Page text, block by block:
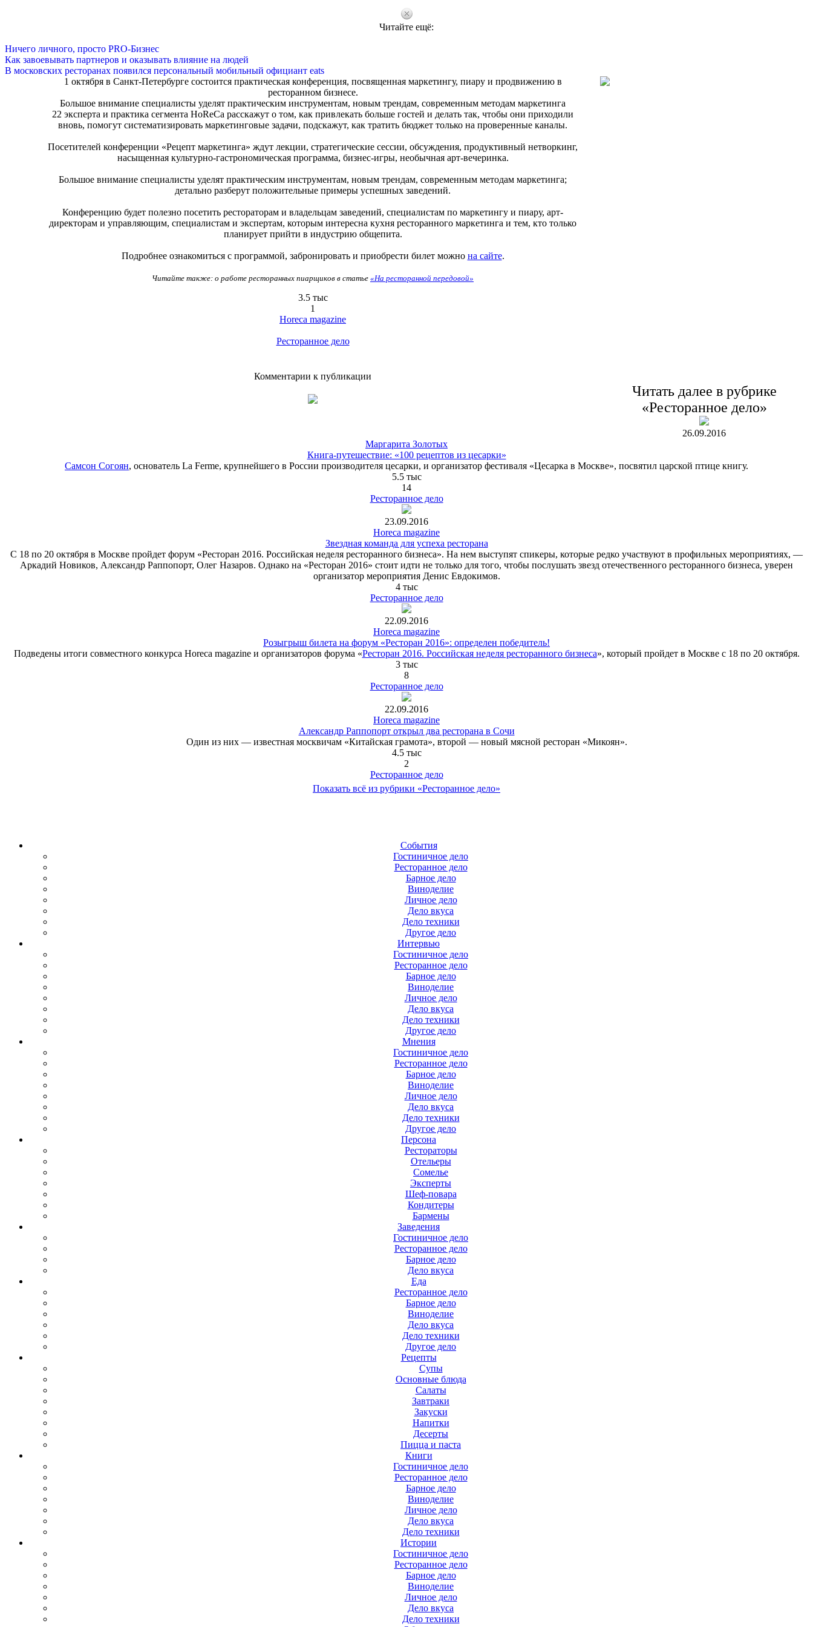
Читайте ещё:
Ничего личного, просто PRO-Бизнес
Как завоевывать партнеров и оказывать влияние на людей
В московских ресторанах появился персональный мобильный официант eats
1 октября в Санкт-Петербурге состоится практическая конференция, посвященная маркетингу, пиару и продвижению в
ресторанном бизнесе.
Большое внимание специалисты уделят практическим инструментам, новым трендам, современным методам маркетинга
22 эксперта и практика сегмента HoReCa расскажут о том, как привлекать больше гостей и делать так, чтобы они приходили
вновь, помогут систематизировать маркетинговые задачи, подскажут, как тратить бюджет только на проверенные каналы.
Посетителей конференции «Рецепт маркетинга» ждут лекции, стратегические сессии, обсуждения, продуктивный нетворкинг,
насыщенная культурно-гастрономическая программа, бизнес-игры, необычная арт-вечеринка.
Большое внимание специалисты уделят практическим инструментам, новым трендам, современным методам маркетинга;
детально разберут положительные примеры успешных заведений.
Конференцию будет полезно посетить рестораторам и владельцам заведений, специалистам по маркетингу и пиару, арт-
директорам и управляющим, специалистам и экспертам, которым интересна кухня ресторанного маркетинга и тем, кто только
планирует прийти в индустрию общепита.
Подробнее ознакомиться с программой, забронировать и приобрести билет можно на сайте.
Читайте также: о работе ресторанных пиарщиков в статье «На ресторанной передовой»
3.5 тыс
1
Horeca magazine
Ресторанное дело
Комментарии к публикации
Читать далее в рубрике
«Ресторанное дело»
26.09.2016
Маргарита Золотых
Книга-путешествие: «100 рецептов из цесарки»
Самсон Согоян, основатель La Ferme, крупнейшего в России производителя цесарки, и организатор фестиваля «Цесарка в Москве», посвятил царской птице книгу.
5.5 тыс
14
Ресторанное дело
23.09.2016
Horeca magazine
Звездная команда для успеха ресторана
С 18 по 20 октября в Москве пройдет форум «Ресторан 2016. Российская неделя ресторанного бизнеса». На нем выступят спикеры, которые редко участвуют в профильных мероприятиях, —
Аркадий Новиков, Александр Раппопорт, Олег Назаров. Однако на «Ресторан 2016» стоит идти не только для того, чтобы послушать звезд отечественного ресторанного бизнеса, уверен
организатор мероприятия Денис Евдокимов.
4 тыс
Ресторанное дело
22.09.2016
Horeca magazine
Розыгрыш билета на форум «Ресторан 2016»: определен победитель!
Подведены итоги совместного конкурса Horeca magazine и организаторов форума «Ресторан 2016. Российская неделя ресторанного бизнеса», который пройдет в Москве с 18 по 20 октября.
3 тыс
8
Ресторанное дело
22.09.2016
Horeca magazine
Александр Раппопорт открыл два ресторана в Сочи
Один из них — известная москвичам «Китайская грамота», второй — новый мясной ресторан «Микоян».
4.5 тыс
2
Ресторанное дело
Показать всё из рубрики «Ресторанное дело»
События
Гостиничное дело
Ресторанное дело
Барное дело
Виноделие
Личное дело
Дело вкуса
Дело техники
Другое дело
Интервью
Гостиничное дело
Ресторанное дело
Барное дело
Виноделие
Личное дело
Дело вкуса
Дело техники
Другое дело
Мнения
Гостиничное дело
Ресторанное дело
Барное дело
Виноделие
Личное дело
Дело вкуса
Дело техники
Другое дело
Персона
Рестораторы
Отельеры
Сомелье
Эксперты
Шеф-повара
Кондитеры
Бармены
Заведения
Гостиничное дело
Ресторанное дело
Барное дело
Дело вкуса
Еда
Ресторанное дело
Барное дело
Виноделие
Дело вкуса
Дело техники
Другое дело
Рецепты
Супы
Основные блюда
Салаты
Завтраки
Закуски
Напитки
Десерты
Пицца и паста
Книги
Гостиничное дело
Ресторанное дело
Барное дело
Виноделие
Личное дело
Дело вкуса
Дело техники
Истории
Гостиничное дело
Ресторанное дело
Барное дело
Виноделие
Личное дело
Дело вкуса
Дело техники